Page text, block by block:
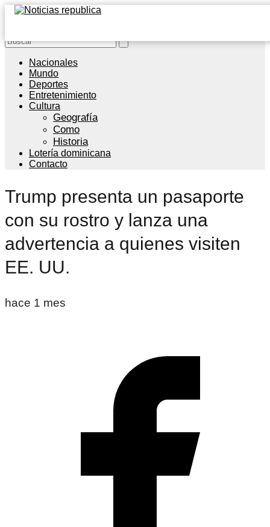
Nacionales
Mundo
Deportes
Entretenimiento
Cultura
Geografía
Como
Historia
Lotería dominicana
Contacto
Trump presenta un pasaporte
con su rostro y lanza una
advertencia a quienes visiten
EE. UU.
hace 1 mes